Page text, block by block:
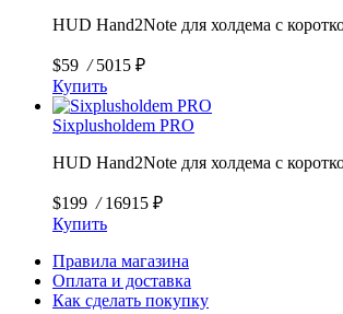
HUD Hand2Note для холдема с
$59 /5015 ₽
Купить
Sixplusholdem PRO
HUD Hand2Note для холдема с
$199 /16915 ₽
Купить
Правила магазина
Оплата и доставка
Как сделать покупку